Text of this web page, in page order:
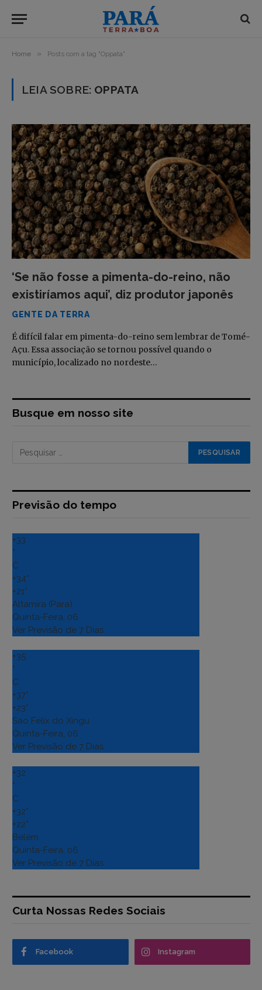
Home » Posts com a tag "Oppata"
LEIA SOBRE: OPPATA
‘Se não fosse a pimenta-do-reino, não
existiríamos aqui’, diz produtor japonês
GENTE DA TERRA
É difícil falar em pimenta-do-reino sem lembrar de Tomé-
Açu. Essa associação se tornou possível quando o
município, localizado no nordeste…
Busque em nosso site
Previsão do tempo
+33
°
C
+34°
+21°
Altamira (Para)
Quinta-Feira, 06
Ver Previsão de 7 Dias
+35
°
C
+37°
+23°
Sao Felix do Xingu
Quinta-Feira, 06
Ver Previsão de 7 Dias
+32
°
C
+32°
+22°
Belém
Quinta-Feira, 06
Ver Previsão de 7 Dias
Curta Nossas Redes Sociais
Facebook Instagram